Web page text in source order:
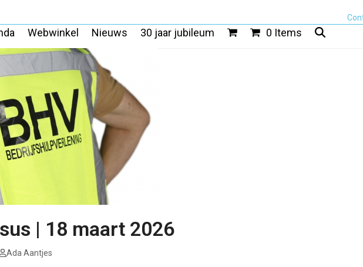
Webwinkel Nieuws 30 jaar jubileum 0 Items
| 18 maart 2026
Ada Aantjes